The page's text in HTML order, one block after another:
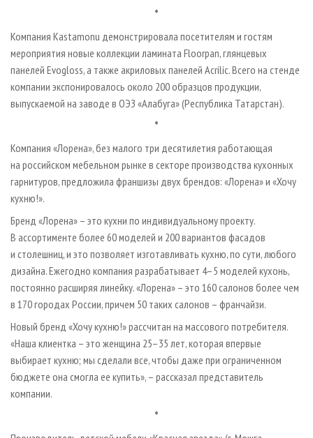
*
Компания Kastamonu демонстрировала посетителям и гостям
мероприятия новые коллекции ламината Floorpan, глянцевых
панелей Evogloss, а также акриловых панелей Acrilic. Всего на стенде
компании экспонировалось около 200 образцов продукции,
выпускаемой на заводе в ОЭЗ «Алабуга» (Респуб­лика Татарстан).
*
Компания «Лорена», без малого три десятилетия работающая
на российском мебельном рынке в секторе производства кухонных
гарнитуров, предложила франшизы двух брендов: «Лорена» и «Хочу
кухню!».
Бренд «Лорена» – это кухни по индивидуальному проекту.
В ассортименте более 60 моделей и 200 вариантов фасадов
и столешниц, и это позволяет изготавливать кухню, по сути, любого
дизайна. Ежегодно компания разрабатывает 4–5 моделей кухонь,
постоянно расширяя линейку. «Лорена» – это 160 салонов более чем
в 170 городах России, причем 50 таких салонов – франчайзи.
Новый бренд «Хочу кухню!» рассчитан на массового потребителя.
«Наша клиентка – это женщина 25–35 лет, которая впервые
выбирает кухню; мы сделали все, чтобы даже при ограниченном
бюджете она смогла ее купить», – рассказал представитель
компании.
*